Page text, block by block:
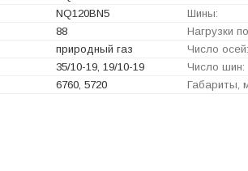
NQ120BN5 Шины:
88 Нагрузки
природный газ Число осей:
35/10-19, 19/10-19 Число шин:
6760, 5720 Габариты,